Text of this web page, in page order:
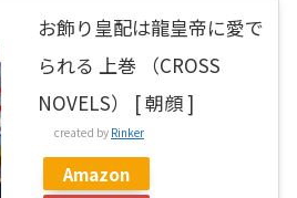
お飾り皇配は龍皇帝に愛で
られる 上巻 （CROSS
NOVELS） [ 朝顔 ]
created by Rinker
Amazon